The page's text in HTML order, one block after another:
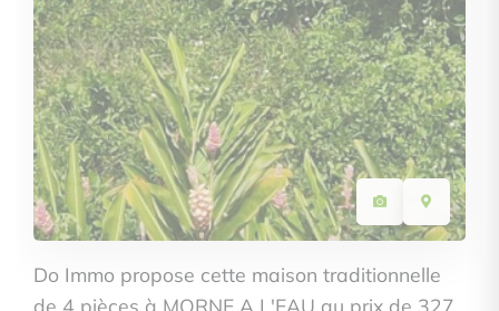
Do Immo propose cette maison traditionnelle
de 4 pièces à MORNE A L'EAU au prix de 327